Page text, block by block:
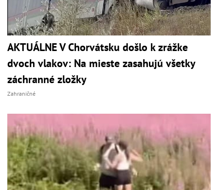
AKTUÁLNE V Chorvátsku došlo k zrážke
dvoch vlakov: Na mieste zasahujú všetky
záchranné zložky
Zahraničné